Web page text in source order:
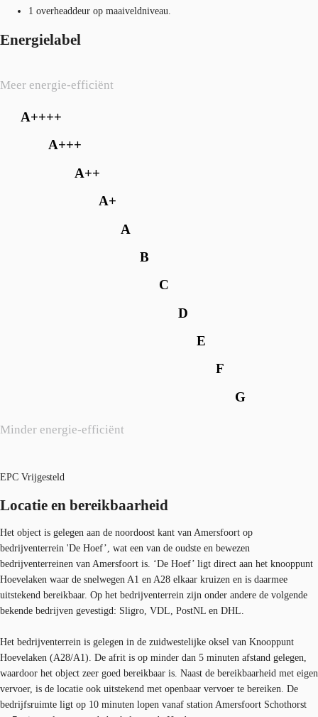
1 overheaddeur op maaiveldniveau.
Energielabel
Meer energie-efficiënt
Minder energie-efficiënt
A++++
A+++
A++
A+
A
B
C
D
E
F
G
EPC Vrijgesteld
Locatie en bereikbaarheid
Het object is gelegen aan de noordoost kant van Amersfoort op
bedrijventerrein 'De Hoef’, wat een van de oudste en bewezen
bedrijventerreinen van Amersfoort is. ‘De Hoef’ ligt direct aan het knooppunt
Hoevelaken waar de snelwegen A1 en A28 elkaar kruizen en is daarmee
uitstekend bereikbaar. Op het bedrijventerrein zijn onder andere de volgende
bekende bedrijven gevestigd: Sligro, VDL, PostNL en DHL.
Het bedrijventerrein is gelegen in de zuidwestelijke oksel van Knooppunt
Hoevelaken (A28/A1). De afrit is op minder dan 5 minuten afstand gelegen,
waardoor het object zeer goed bereikbaar is. Naast de bereikbaarheid met eigen
vervoer, is de locatie ook uitstekend met openbaar vervoer te bereiken. De
bedrijfsruimte ligt op 10 minuten lopen vanaf station Amersfoort Schothorst